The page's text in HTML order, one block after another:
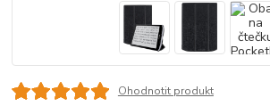
Ohodnotit produkt